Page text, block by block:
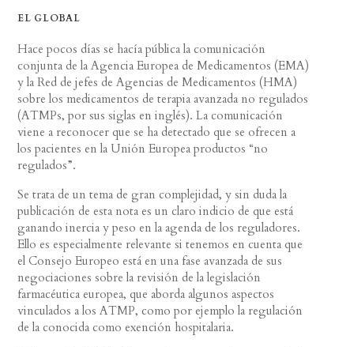
EL GLOBAL
Hace pocos días se hacía pública la comunicación
conjunta de la Agencia Europea de Medicamentos (EMA)
y la Red de jefes de Agencias de Medicamentos (HMA)
sobre los medicamentos de terapia avanzada no regulados
(ATMPs, por sus siglas en inglés). La comunicación
viene a reconocer que se ha detectado que se ofrecen a
los pacientes en la Unión Europea productos “no
regulados”.
Se trata de un tema de gran complejidad, y sin duda la
publicación de esta nota es un claro indicio de que está
ganando inercia y peso en la agenda de los reguladores.
Ello es especialmente relevante si tenemos en cuenta que
el Consejo Europeo está en una fase avanzada de sus
negociaciones sobre la revisión de la legislación
farmacéutica europea, que aborda algunos aspectos
vinculados a los ATMP, como por ejemplo la regulación
de la conocida como exención hospitalaria.